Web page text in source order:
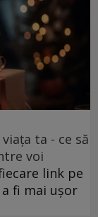
ta - ce să
voi
link pe
fi mai ușor